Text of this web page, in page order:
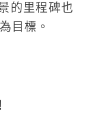
的里程碑也
目標。